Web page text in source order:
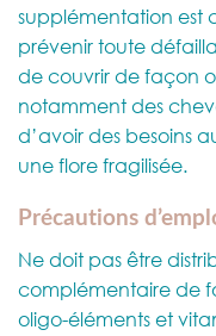
supplémentation est
prévenir toute
de couvrir de façon
notamment des
d’avoir des besoins
une flore fragilisée.
Précautions
Ne doit pas être
complémentaire de
oligo-éléments et